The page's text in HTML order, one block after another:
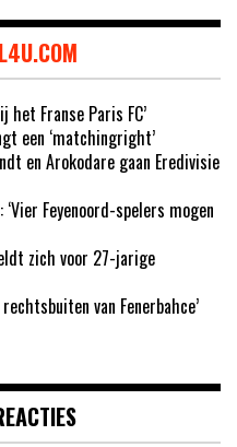
het Franse Paris FC’
een ‘matchingright’
en Arokodare gaan Eredivisie
Feyenoord-spelers mogen
zich voor 27-jarige
van Fenerbahce’